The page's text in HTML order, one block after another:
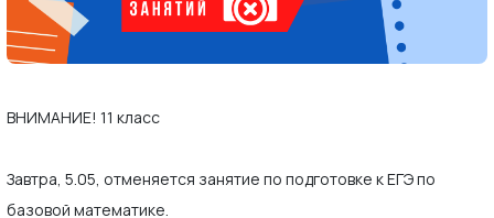
ВНИМАНИЕ! 11 класс
Завтра, 5.05, отменяется занятие по подготовке к ЕГЭ по
базовой математике.